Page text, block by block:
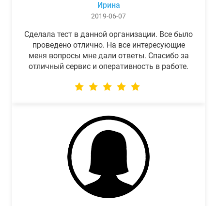
Ирина
2019-06-07
Сделала тест в данной организации. Все было
проведено отлично. На все интересующие
меня вопросы мне дали ответы. Спасибо за
отличный сервис и оперативность в работе.